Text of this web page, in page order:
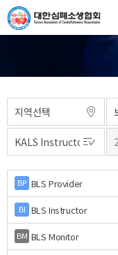
BP BLS Provider
BI BLS Instructor
BM BLS Monitor